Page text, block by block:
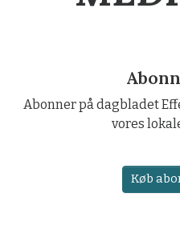
Abonner på dagbladet
vores
Køb